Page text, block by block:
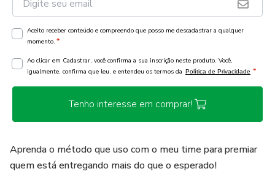
Aceito receber conteúdo e compreendo que posso me descadastrar a qualquer
momento. *
Ao clicar em Cadastrar, você confirma a sua inscrição neste produto. Você,
igualmente, confirma que leu, e entendeu os termos da Política de Privacidade *
Tenho interesse em comprar!
Aprenda o método que uso com o meu time para premiar
quem está entregando mais do que o esperado!